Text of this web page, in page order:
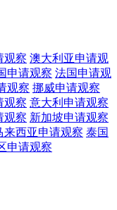
观察 澳大利亚申请观
申请观察 法国申请观
观察 挪威申请观察
观察 意大利 申请观察
观察 新加坡申请观察
来西亚申请观察 泰国
申请观察